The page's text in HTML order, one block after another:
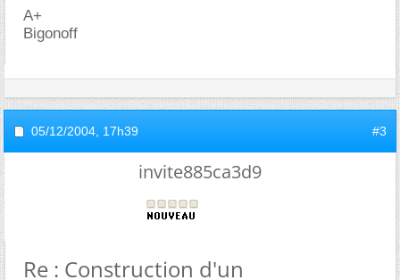
A+
Bigonoff
05/12/2004, 17h39 #3
invite885ca3d9
Re : Construction d'un